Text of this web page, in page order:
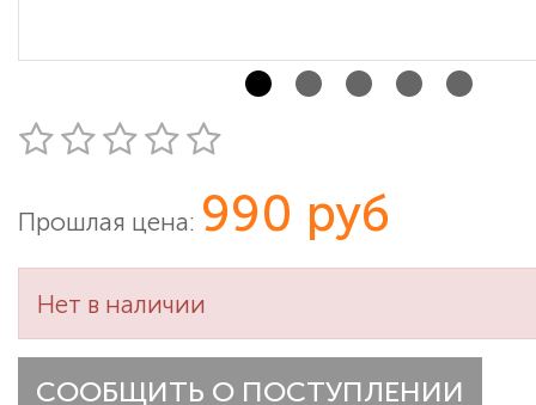
Прошлая цена: 990 руб
Нет в наличии
СООБЩИТЬ О ПОСТУПЛЕНИИ